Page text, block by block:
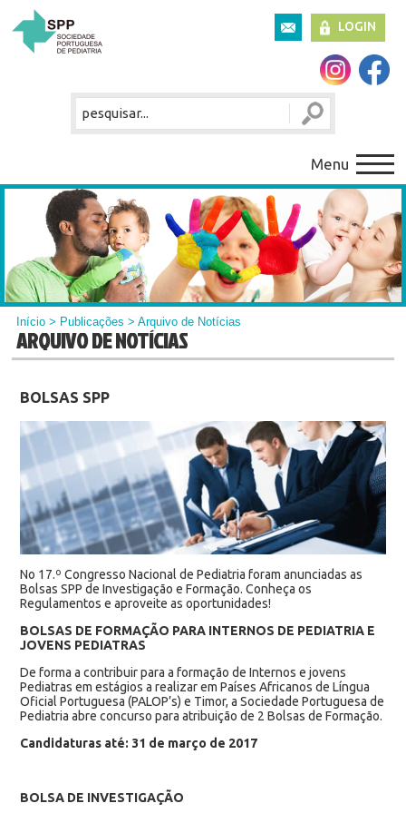
LOGIN
Menu
Início > Publicações > Arquivo de Notícias
ARQUIVO DE NOTÍCIAS
BOLSAS SPP
No 17.º Congresso Nacional de Pediatria foram anunciadas as
Bolsas SPP de Investigação e Formação. Conheça os
Regulamentos e aproveite as oportunidades!
BOLSAS DE FORMAÇÃO PARA INTERNOS DE PEDIATRIA E
JOVENS PEDIATRAS
De forma a contribuir para a formação de Internos e jovens
Pediatras em estágios a realizar em Países Africanos de Língua
Oficial Portuguesa (PALOP’s) e Timor, a Sociedade Portuguesa de
Pediatria abre concurso para atribuição de 2 Bolsas de Formação.
Candidaturas até: 31 de março de 2017
BOLSA DE INVESTIGAÇÃO